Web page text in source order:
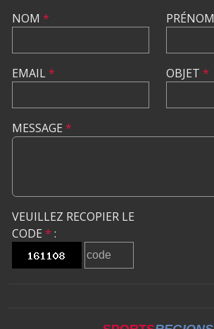
NOM *
EMAIL*
PRÉNOM
OBJET *
MESSAGE *
VEUILLEZ RECOPIER LE
CODE * :